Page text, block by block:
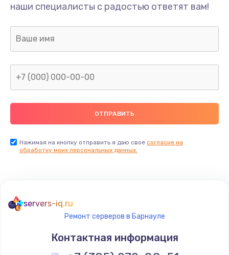
Заказать
Ремонт цепей питания
Заказать
2045 руб.
1090 руб.
Заказать
наши специалисты с радостью ответят вам!
Нажимая на кнопку отправить я даю свое согласие на
обработку моих персональных данных.
servers-iq.ru
Ремонт серверов в Барнауле
Контактная информация